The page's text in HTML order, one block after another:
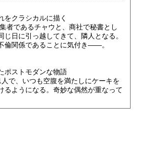
をクラシカルに描く
者であるチャウと、商社で秘書とし
日に引っ越してきて、隣人となる。
倫関係であることに気付き――。
ポストモダンな物語
で、いつも空腹を満たしにケーキを
るようになる。奇妙な偶然が重なって